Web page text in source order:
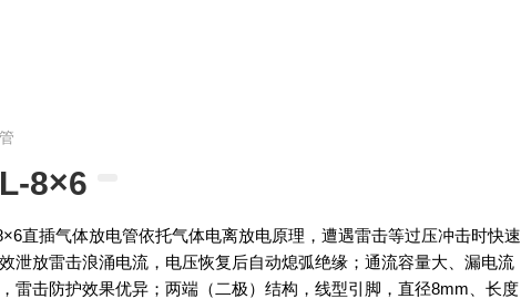
8×6
直插气体放电管依托气体电离放电原理，遭遇雷击等过压冲击时快速
泄放雷击浪涌电流，电压恢复后自动熄弧绝缘；通流容量大、漏电流
雷击防护效果优异；两端（二极）结构，线型引脚，直径8mm、长度